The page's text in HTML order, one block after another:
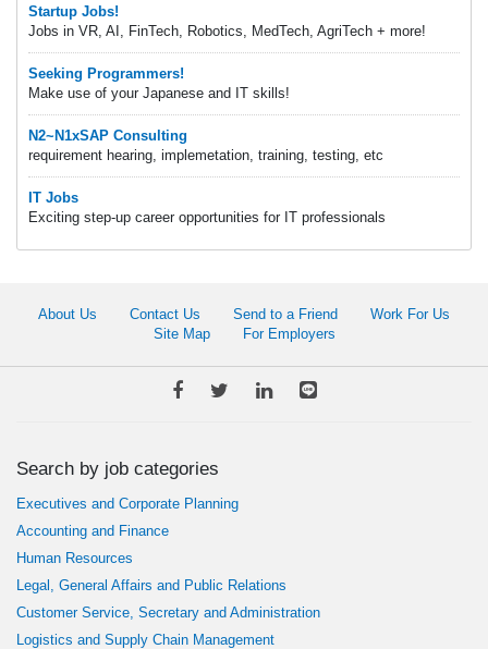
Startup Jobs!
Jobs in VR, AI, FinTech, Robotics, MedTech, AgriTech + more!
Seeking Programmers!
Make use of your Japanese and IT skills!
N2~N1xSAP Consulting
requirement hearing, implemetation, training, testing, etc
IT Jobs
Exciting step-up career opportunities for IT professionals
About Us Contact Us Send to a Friend
Work For Us
Site Map
For Employers
Search by job categories
Executives and Corporate Planning
Accounting and Finance
Human Resources
Legal, General Affairs and Public Relations
Customer Service, Secretary and Administration
Logistics and Supply Chain Management